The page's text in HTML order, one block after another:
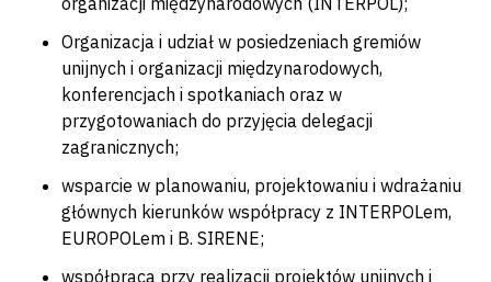
Organizacja i udział w posiedzeniach gremiów
unijnych i organizacji międzynarodowych,
konferencjach i spotkaniach oraz w
przygotowaniach do przyjęcia delegacji
zagranicznych;
wsparcie w planowaniu, projektowaniu i wdrażaniu
głównych kierunków współpracy z INTERPOLem,
EUROPOLem i B. SIRENE;
współpraca przy realizacji projektów unijnych i